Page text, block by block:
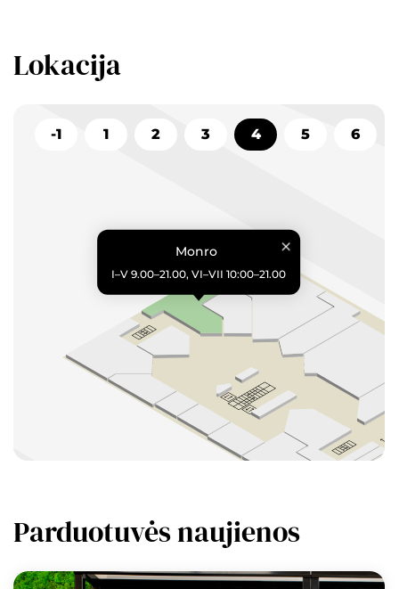
Lokacija
Monro
I–V 9.00–21.00, VI–VII 10:00–21.00
6
5
4
3
2
1
-1
Parduotuvės naujienos